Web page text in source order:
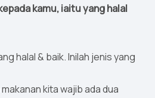
kamu, iaitu yang halal
halal & baik. Inilah jenis yang
kita wajib ada dua